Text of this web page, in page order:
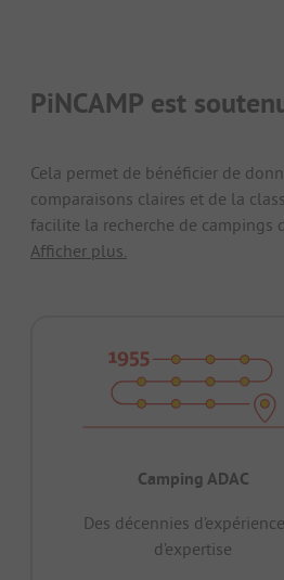
PiNCAMP est
Cela permet de bénéficier de
comparaisons claires et de la
facilite la recherche de campings
Afficher plus.
Camping ADAC
Des décennies
d’expertise